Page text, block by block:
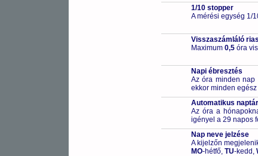
1/10 stopper
A mérési egység 1/
Visszaszámláló
Maximum 0,5óra
Napi ébresztés
Az óra minden nap
ekkor minden
Automatikus naptár
Az óra a
igényel a 29 napos
Nap neve jelzése
A kijelzőn
MO-hétfő, TU-kedd,